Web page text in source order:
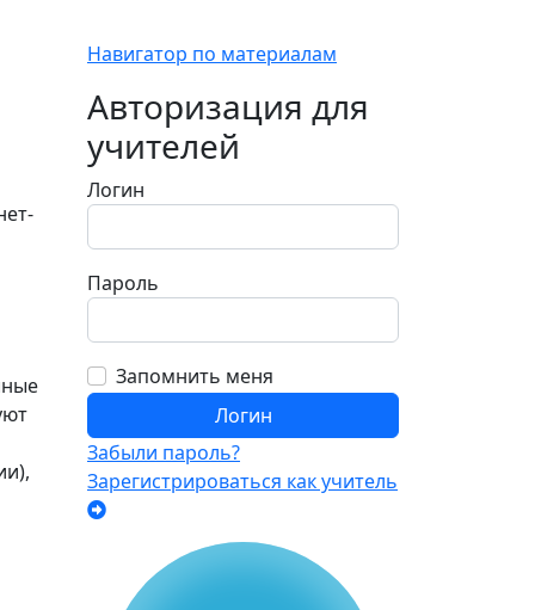
Навигатор по материалам
Авторизация для
учителей
Логин
Пароль
Запомнить меня
Забыли пароль?
Зарегистрироваться как учитель